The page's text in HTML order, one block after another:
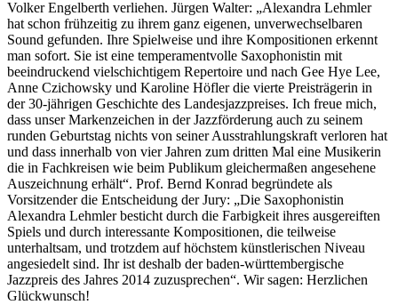
Volker Engelberth verliehen. Jürgen Walter: „Alexandra Lehmler
hat schon frühzeitig zu ihrem ganz eigenen, unverwechselbaren
Sound gefunden. Ihre Spielweise und ihre Kompositionen erkennt
man sofort. Sie ist eine temperamentvolle Saxophonistin mit
beeindruckend vielschichtigem Repertoire und nach Gee Hye Lee,
Anne Czichowsky und Karoline Höfler die vierte Preisträgerin in
der 30-jährigen Geschichte des Landesjazzpreises. Ich freue mich,
dass unser Markenzeichen in der Jazzförderung auch zu seinem
runden Geburtstag nichts von seiner Ausstrahlungskraft verloren hat
und dass innerhalb von vier Jahren zum dritten Mal eine Musikerin
die in Fachkreisen wie beim Publikum gleichermaßen angesehene
Auszeichnung erhält“. Prof. Bernd Konrad begründete als
Vorsitzender die Entscheidung der Jury: „Die Saxophonistin
Alexandra Lehmler besticht durch die Farbigkeit ihres ausgereiften
Spiels und durch interessante Kompositionen, die teilweise
unterhaltsam, und trotzdem auf höchstem künstlerischen Niveau
angesiedelt sind. Ihr ist deshalb der baden-württembergische
Jazzpreis des Jahres 2014 zuzusprechen“. Wir sagen: Herzlichen
Glückwunsch!